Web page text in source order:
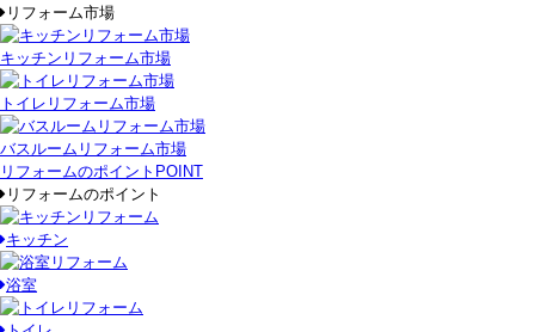
リフォーム市場
キッチンリフォーム市場
トイレリフォーム市場
バスルームリフォーム市場
リフォームのポイント POINT
リフォームのポイント
キッチン
浴室